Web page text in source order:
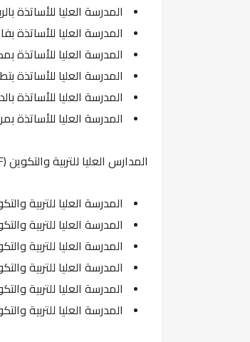
المدرسة العليا للأساتذة
المدرسة العليا للأساتذة
المدرسة العليا للأساتذة
المدرسة العليا للأساتذة
المدرسة العليا للأساتذة
المدرسة العليا للأساتذة
المدارس العليا للتربية والتكوين (ESEF)
المدرسة العليا للتربية
المدرسة العليا للتربية
المدرسة العليا للتربية
المدرسة العليا للتربية
المدرسة العليا للتربية
المدرسة العليا للتربية